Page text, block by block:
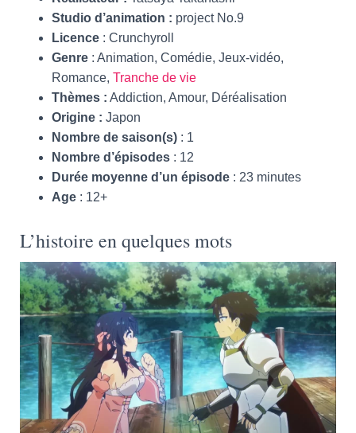
Studio d’animation : project No.9
Licence : Crunchyroll
Genre : Animation, Comédie, Jeux-vidéo,
Romance, Tranche de vie
Thèmes : Addiction, Amour, Déréalisation
Origine : Japon
Nombre de saison(s) : 1
Nombre d’épisodes : 12
Durée moyenne d’un épisode : 23 minutes
Age : 12+
L’histoire en quelques mots